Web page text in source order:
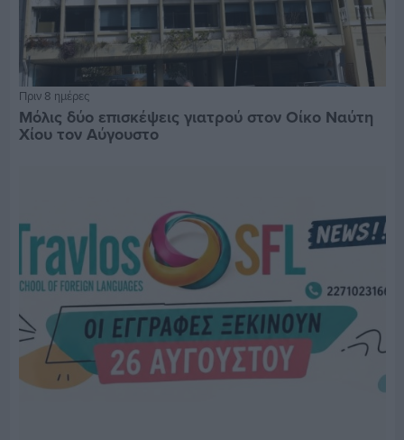
Πριν 8 ημέρες
Μόλις δύο επισκέψεις γιατρού στον Οίκο Ναύτη
Χίου τον Αύγουστο